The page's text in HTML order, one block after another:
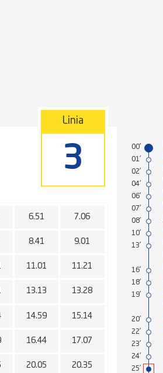
Linia
3
6.51 7.06
8.41 9.01
11.01 11.21
13.13 13.28
14.59 15.14
16.44 17.07
20.05 20.35
00'
01'
02'
04'
06'
07'
08'
10'
13'
16'
18'
19'
20'
22'
23'
24'
25'